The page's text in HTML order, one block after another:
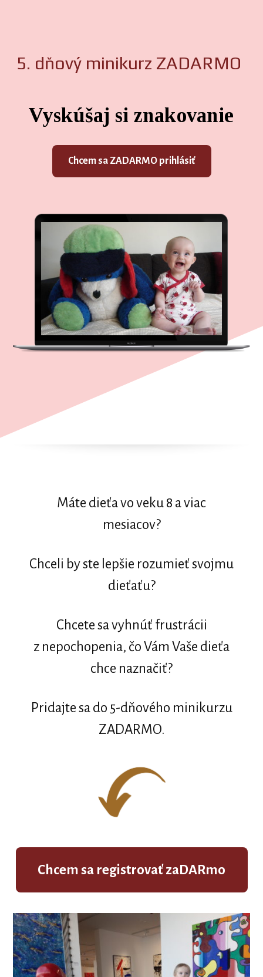
5. dňový minikurz ZADARMO
Vyskúšaj si znakovanie
Chcem sa ZADARMO prihlásiť
Máte dieťa vo veku 8 a viac
mesiacov?
Chceli by ste lepšie rozumieť svojmu
dieťaťu?
Chcete sa vyhnúť frustrácii
z nepochopenia, čo Vám Vaše dieťa
chce naznačiť?
Pridajte sa do 5-dňového minikurzu
ZADARMO.
Chcem sa registrovať zaDARmo